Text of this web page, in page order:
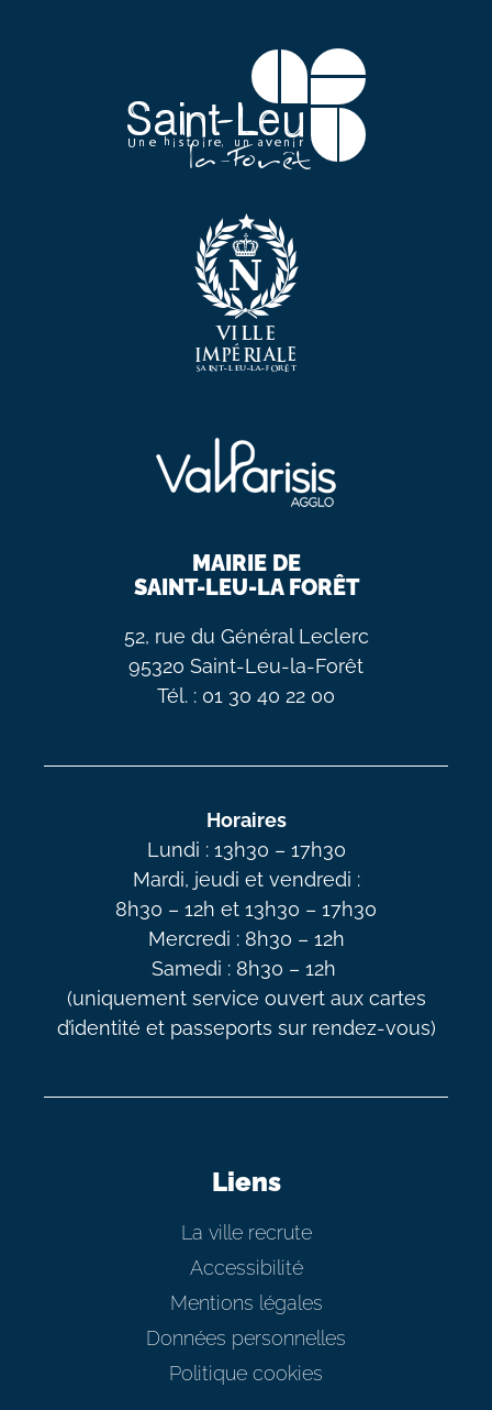
MAIRIE DE
SAINT-LEU-LA FORÊT
52, rue du Général Leclerc
95320 Saint-Leu-la-Forêt
Tél. : 01 30 40 22 00
Horaires
Lundi : 13h30 – 17h30
Mardi, jeudi et vendredi :
8h30 – 12h et 13h30 – 17h30
Mercredi : 8h30 – 12h
Samedi : 8h30 – 12h
(uniquement service ouvert aux cartes
d’identité et passeports sur rendez-vous)
Liens
La ville recrute
Accessibilité
Mentions légales
Données personnelles
Politique cookies